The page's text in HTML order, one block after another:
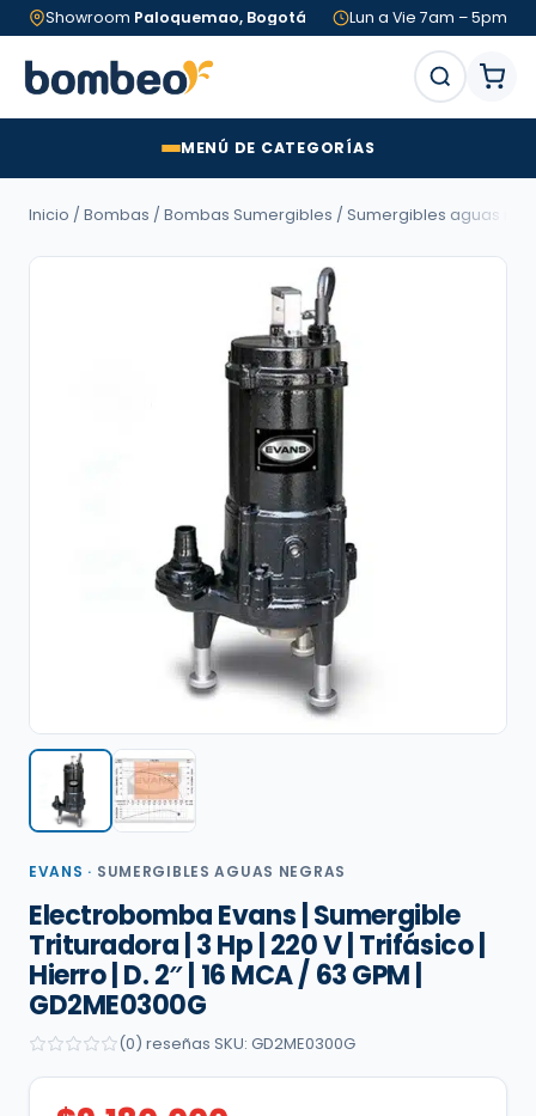
Showroom Paloquemao, Bogotá Lun a Vie 7am – 5pm
MENÚ DE CATEGORÍAS
Inicio / Bombas / Bombas Sumergibles / Sumergibles aguas
EVANS · SUMERGIBLES AGUAS NEGRAS
Electrobomba Evans | Sumergible
Trituradora | 3 Hp | 220 V | Trifásico |
Hierro | D. 2″ | 16 MCA / 63 GPM |
GD2ME0300G
(0) reseñas SKU: GD2ME0300G